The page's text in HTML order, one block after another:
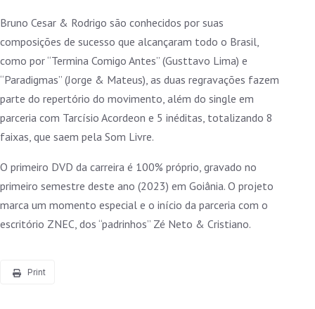
Bruno Cesar & Rodrigo são conhecidos por suas
composições de sucesso que alcançaram todo o Brasil,
como por “Termina Comigo Antes” (Gusttavo Lima) e
“Paradigmas” (Jorge & Mateus), as duas regravações fazem
parte do repertório do movimento, além do single em
parceria com Tarcísio Acordeon e 5 inéditas, totalizando 8
faixas, que saem pela Som Livre.
O primeiro DVD da carreira é 100% próprio, gravado no
primeiro semestre deste ano (2023) em Goiânia. O projeto
marca um momento especial e o início da parceria com o
escritório ZNEC, dos “padrinhos” Zé Neto & Cristiano.
Print